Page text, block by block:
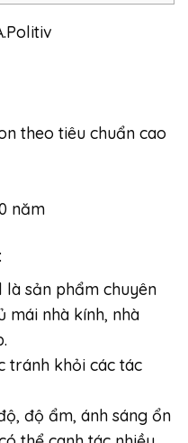
theo tiêu chuẩn cao
năm
là sản phẩm chuyên
mái nhà kính, nhà
tránh khỏi các tác
độ ẩm, ánh sáng ổn